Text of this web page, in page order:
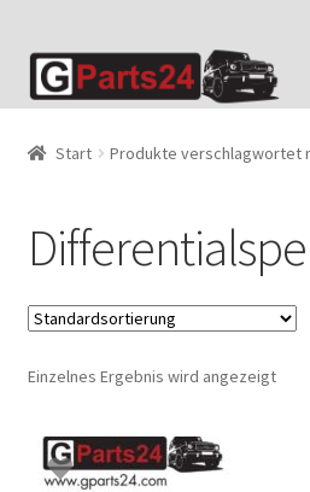
Zur
Navigation
Zum
Inhalt
Start Produkte verschlagwortet
Einzelnes Ergebnis wird angezeigt